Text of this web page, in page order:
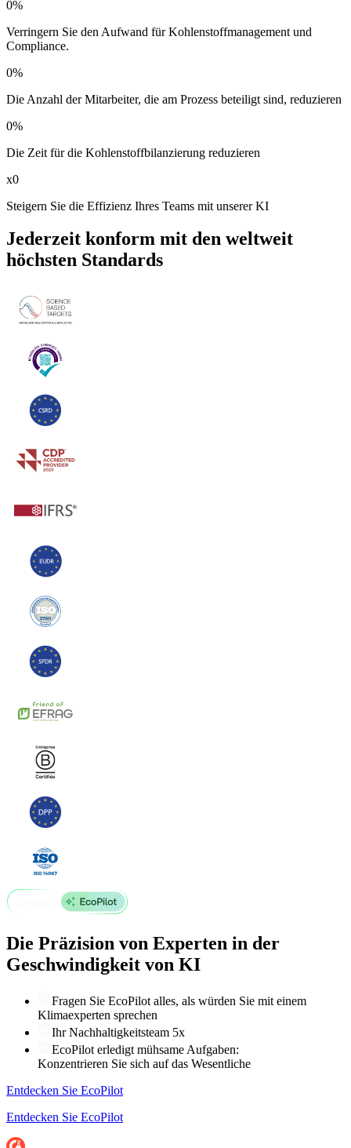
0%
Verringern Sie den Aufwand für Kohlenstoffmanagement und
Compliance.
0%
Die Anzahl der Mitarbeiter, die am Prozess beteiligt sind, reduzieren
0%
Die Zeit für die Kohlenstoffbilanzierung reduzieren
x0
Steigern Sie die Effizienz Ihres Teams mit unserer KI
Jederzeit konform mit den weltweit
höchsten Standards
Die Präzision von Experten in der
Geschwindigkeit von KI
Fragen Sie EcoPilot alles, als würden Sie mit einem
Klimaexperten sprechen
Ihr Nachhaltigkeitsteam 5x
EcoPilot erledigt mühsame Aufgaben:
Konzentrieren Sie sich auf das Wesentliche
Entdecken Sie EcoPilot
Entdecken Sie EcoPilot